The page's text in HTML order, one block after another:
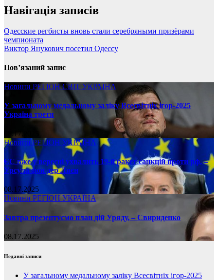
Навігація записів
Одесские регбисты вновь стали серебряными призёрами
чемпионата
Виктор Янукович посетил Одессу
Пов’язаний запис
Новини РЕГІОНСВІТ УКРАЇНА
У загальному медальному заліку Всесвітніх ігор-2025
Україна третя
08.17.2025
НовиниРЕГІОН УКРАЇНА
ЄС вже у вересні ухвалить 19-й ракет санкцій проти рф, –
Урсула фон дер Ляєн
08.17.2025
Новини РЕГІОН УКРАЇНА
Завтра презентуємо план дій Уряду, – Свириденко
08.17.2025
Недавні записи
У загальному медальному заліку Всесвітніх ігор-2025